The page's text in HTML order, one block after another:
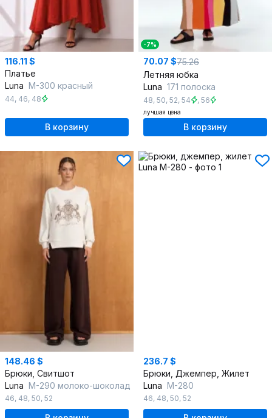
116.11 $
Платье
Luna М-300 красный
44, 46, 48
В корзину
-7%
70.07 $75.26
Летняя юбка
Luna 171 полоска
48, 50, 52, 54 , 56
лучшая цена
В корзину
148.46 $
Брюки, Свитшот
Luna М-290 молоко-шоколад
46, 48, 50, 52
236.7 $
Брюки, Джемпер, Жилет
Luna М-280
46, 48, 50, 52